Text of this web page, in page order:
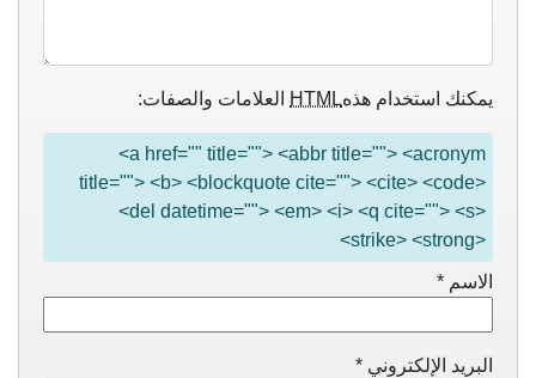
يمكنك استخدام هذهHTML العلامات والصفات:
<a href="" title=""> <abbr title=""> <acronym
title=""> <b> <blockquote cite=""> <cite> <code>
<del datetime=""> <em> <i> <q cite=""> <s>
<strike> <strong>
الاسم *
البريد الإلكتروني *